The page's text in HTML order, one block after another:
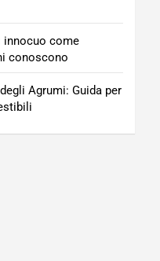
innocuo come
conoscono
Agrumi: Guida per